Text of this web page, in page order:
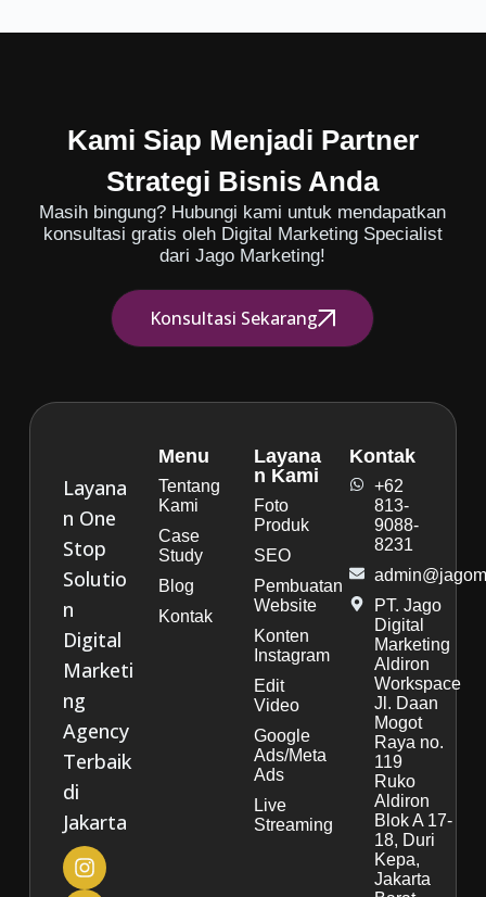
Kami Siap Menjadi Partner
Strategi Bisnis Anda
Masih bingung? Hubungi kami untuk mendapatkan
konsultasi gratis oleh Digital Marketing Specialist
dari Jago Marketing!
Konsultasi Sekarang
Layana
n One
Stop
Solutio
n
Digital
Marketi
ng
Agency
Terbaik
di
Jakarta
Menu
Tentang
Kami
Case
Study
Blog
Kontak
Layana
n Kami
Foto
Produk
SEO
Pembuatan
Website
Konten
Instagram
Edit
Video
Google
Ads/Meta
Ads
Live
Streaming
Kontak
+62
813-
9088-
8231
PT. Jago
Digital
Marketing
Aldiron
Workspace
Jl. Daan
Mogot
Raya no.
119
Ruko
Aldiron
Blok A 17-
18, Duri
Kepa,
Jakarta